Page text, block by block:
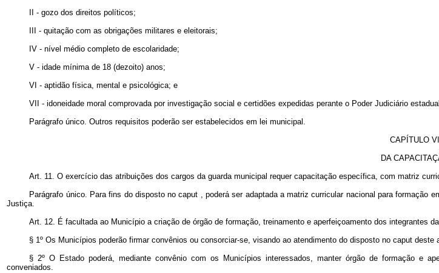
II - gozo dos direitos políticos;
III - quitação com as obrigações militares e eleitorais;
IV - nível médio completo de escolaridade;
V - idade mínima de 18 (dezoito) anos;
VI - aptidão física, mental e psicológica; e
VII - idoneidade moral comprovada por investigação social e certidões expedidas perante o Poder Judiciário
Parágrafo único. Outros requisitos poderão ser estabelecidos em lei municipal.
CAPÍTULO VI
DA
Art. 11. O exercício das atribuições dos cargos da guarda municipal requer capacitação específica, com matriz
Parágrafo único. Para fins do disposto nocaput
, poderá ser adaptada a matriz curricular nacional para formação
Justiça.
Art. 12. É facultada ao Município a criação de órgão de formação, treinamento e aperfeiçoamento dos integrantes
§ 1º Os Municípios poderão firmar convênios ou consorciar-se, visando ao atendimento do disposto nocaputdeste
§ 2º O Estado poderá, mediante convênio com os Municípios interessados, manter órgão de formação e
conveniados.